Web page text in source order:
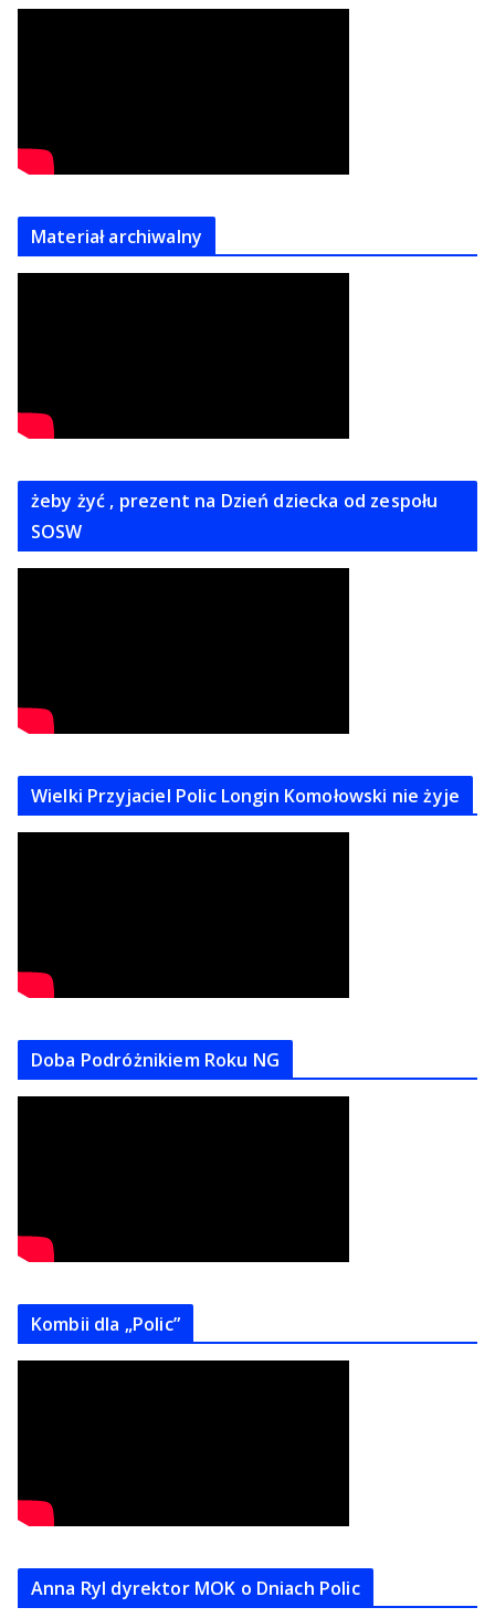
Materiał archiwalny
żeby żyć , prezent na Dzień dziecka od zespołu
SOSW
Wielki Przyjaciel Polic Longin Komołowski nie żyje
Doba Podróżnikiem Roku NG
Kombii dla „Polic”
Anna Ryl dyrektor MOK o Dniach Polic